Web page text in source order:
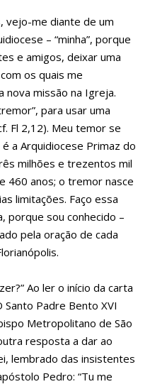
me diante de um
– “minha”, porque
e amigos, deixar uma
os quais me
nova missão na Igreja.
para usar uma
Fl 2,12). Meu temor se
a Arquidiocese Primaz do
milhões e trezentos mil
460 anos; o tremor nasce
limitações. Faço essa
porque sou conhecido –
pela oração de cada
Ao ler o início da carta
Santo Padre Bento XVI
Metropolitano de São
resposta a dar ao
lembrado das insistentes
Pedro: “Tu me